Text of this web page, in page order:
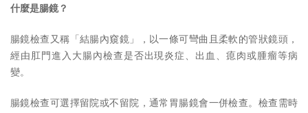
什麼是腸鏡？
腸鏡檢查又稱「結腸內窺鏡」，以一條可彎曲且柔軟的管狀鏡頭，
經由肛門進入大腸內檢查是否出現炎症、出血、瘜肉或腫瘤等病
變。
腸鏡檢查可選擇留院或不留院，通常胃腸鏡會一併檢查。檢查需時